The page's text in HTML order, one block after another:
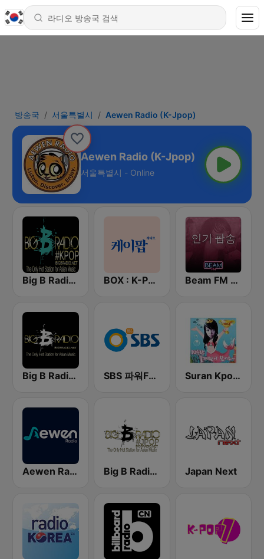
방송국 서울특별시 Aewen Radio (K-Jpop)
Aewen Radio (K-Jpop)
서울특별시 - Online
Big B Radio - KPOP(인터넷 라디오) BOX : K-POP 케이팝 Beam FM - 취향저격 감각 팝송
Big B Radio - Asian Pop SBS 파워FM-SBS 라디오 Suran Kpop Remix
Aewen Radio KPOP Big B Radio - JPOP(인터넷 라디오) Japan Next